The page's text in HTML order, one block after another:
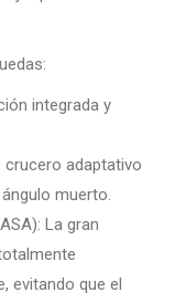
integrada y
crucero adaptativo
muerto.
La gran
evitando que el